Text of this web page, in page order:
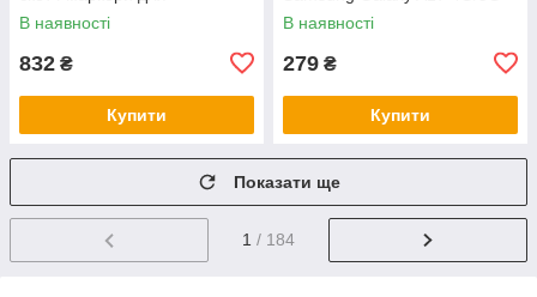
художників Набір скетчингу
PO-70
В наявності
832 ₴
Купити
В наявності
279 ₴
Купити
Показати ще
1 / 184